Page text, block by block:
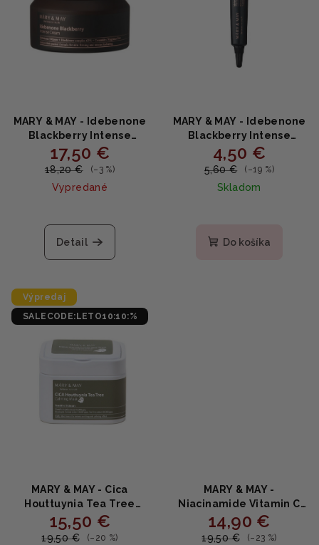
MARY & MAY - Idebenone
Blackberry Intense
Cream - Intenzívny
hydratačný krém s
černicami a idebenónom
70g
17,50 €
18,20 € (–3 %)
Vypredané
Detail
MARY & MAY - Idebenone
Blackberry Intense
Cream MINI - Intenzívny
hydratačný krém s
černicami a idebenónom
12g
4,50 €
5,60 € (–19 %)
Skladom
Do košíka
Výpredaj
SALECODE:LETO10:10:%
MARY & MAY - Cica
Houttuynia Tea Tree
Calming Mask 400ml -
Upokojujúce plátkové
15,50 €
19,50 € (–20 %)
MARY & MAY -
Niacinamide Vitamin C
Brightening Mask 30 ks -
Rozjasňujúce plátkové
14,90 €
19,50 € (–23 %)